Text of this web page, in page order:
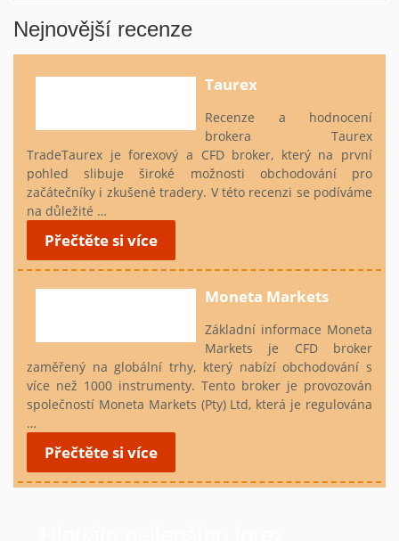
Nejnovější recenze
Taurex
Recenze a hodnocení
brokera Taurex
TradeTaurex je forexový a CFD broker, který na první
pohled slibuje široké možnosti obchodování pro
začátečníky i zkušené tradery. V této recenzi se podíváme
na důležité …
Přečtěte si více
Moneta Markets
Základní informace Moneta
Markets je CFD broker
zaměřený na globální trhy, který nabízí obchodování s
více než 1000 instrumenty. Tento broker je provozován
společností Moneta Markets (Pty) Ltd, která je regulována
…
Přečtěte si více